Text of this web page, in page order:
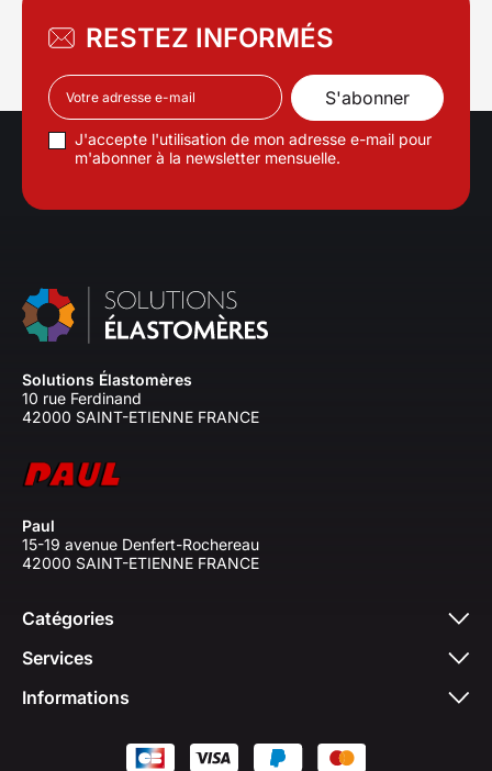
RESTEZ INFORMÉS
J'accepte l'utilisation de mon adresse e-mail pour
m'abonner à la newsletter mensuelle.
Solutions Élastomères
10 rue Ferdinand
42000 SAINT-ETIENNE FRANCE
Paul
15-19 avenue Denfert-Rochereau
42000 SAINT-ETIENNE FRANCE
Catégories
Services
Informations